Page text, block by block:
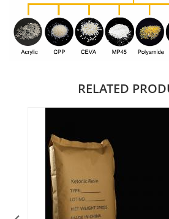
RELATED